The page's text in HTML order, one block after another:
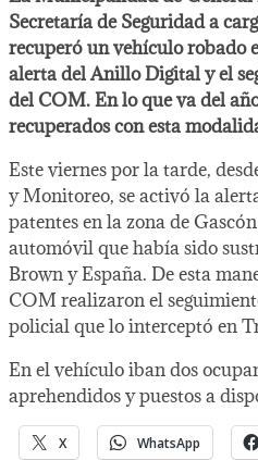
Secretaría de Seguridad a
recuperó un vehículo robado
alerta del Anillo Digital y el
del COM. En lo que va del
recuperados con esta
Este viernes por la tarde,
y Monitoreo, se activó la
patentes en la zona de
automóvil que había sido
Brown y España. De esta
COM realizaron el
policial que lo interceptó en
En el vehículo iban dos
aprehendidos y puestos a
X WhatsApp